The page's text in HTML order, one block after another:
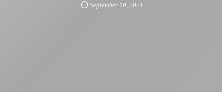
September 10, 2021